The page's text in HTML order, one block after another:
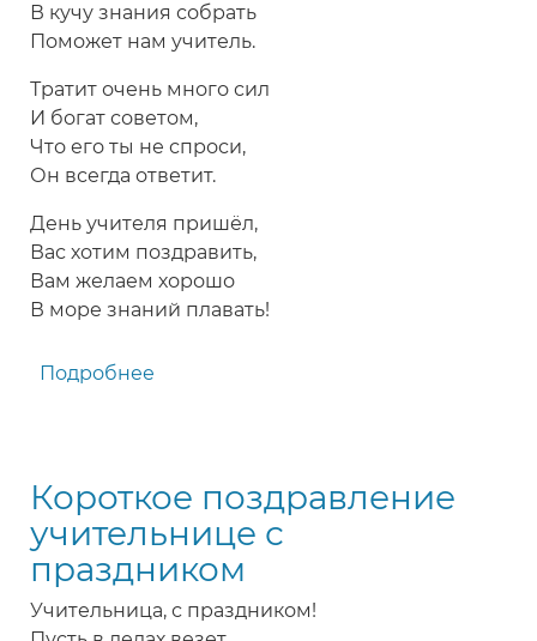
В кучу знания собрать
Поможет нам учитель.
Тратит очень много сил
И богат советом,
Что его ты не спроси,
Он всегда ответит.
День учителя пришёл,
Вас хотим поздравить,
Вам желаем хорошо
В море знаний плавать!
Подробнее
Днем
учителя
Короткое поздравление
учительнице с
праздником
Учительница, с праздником!